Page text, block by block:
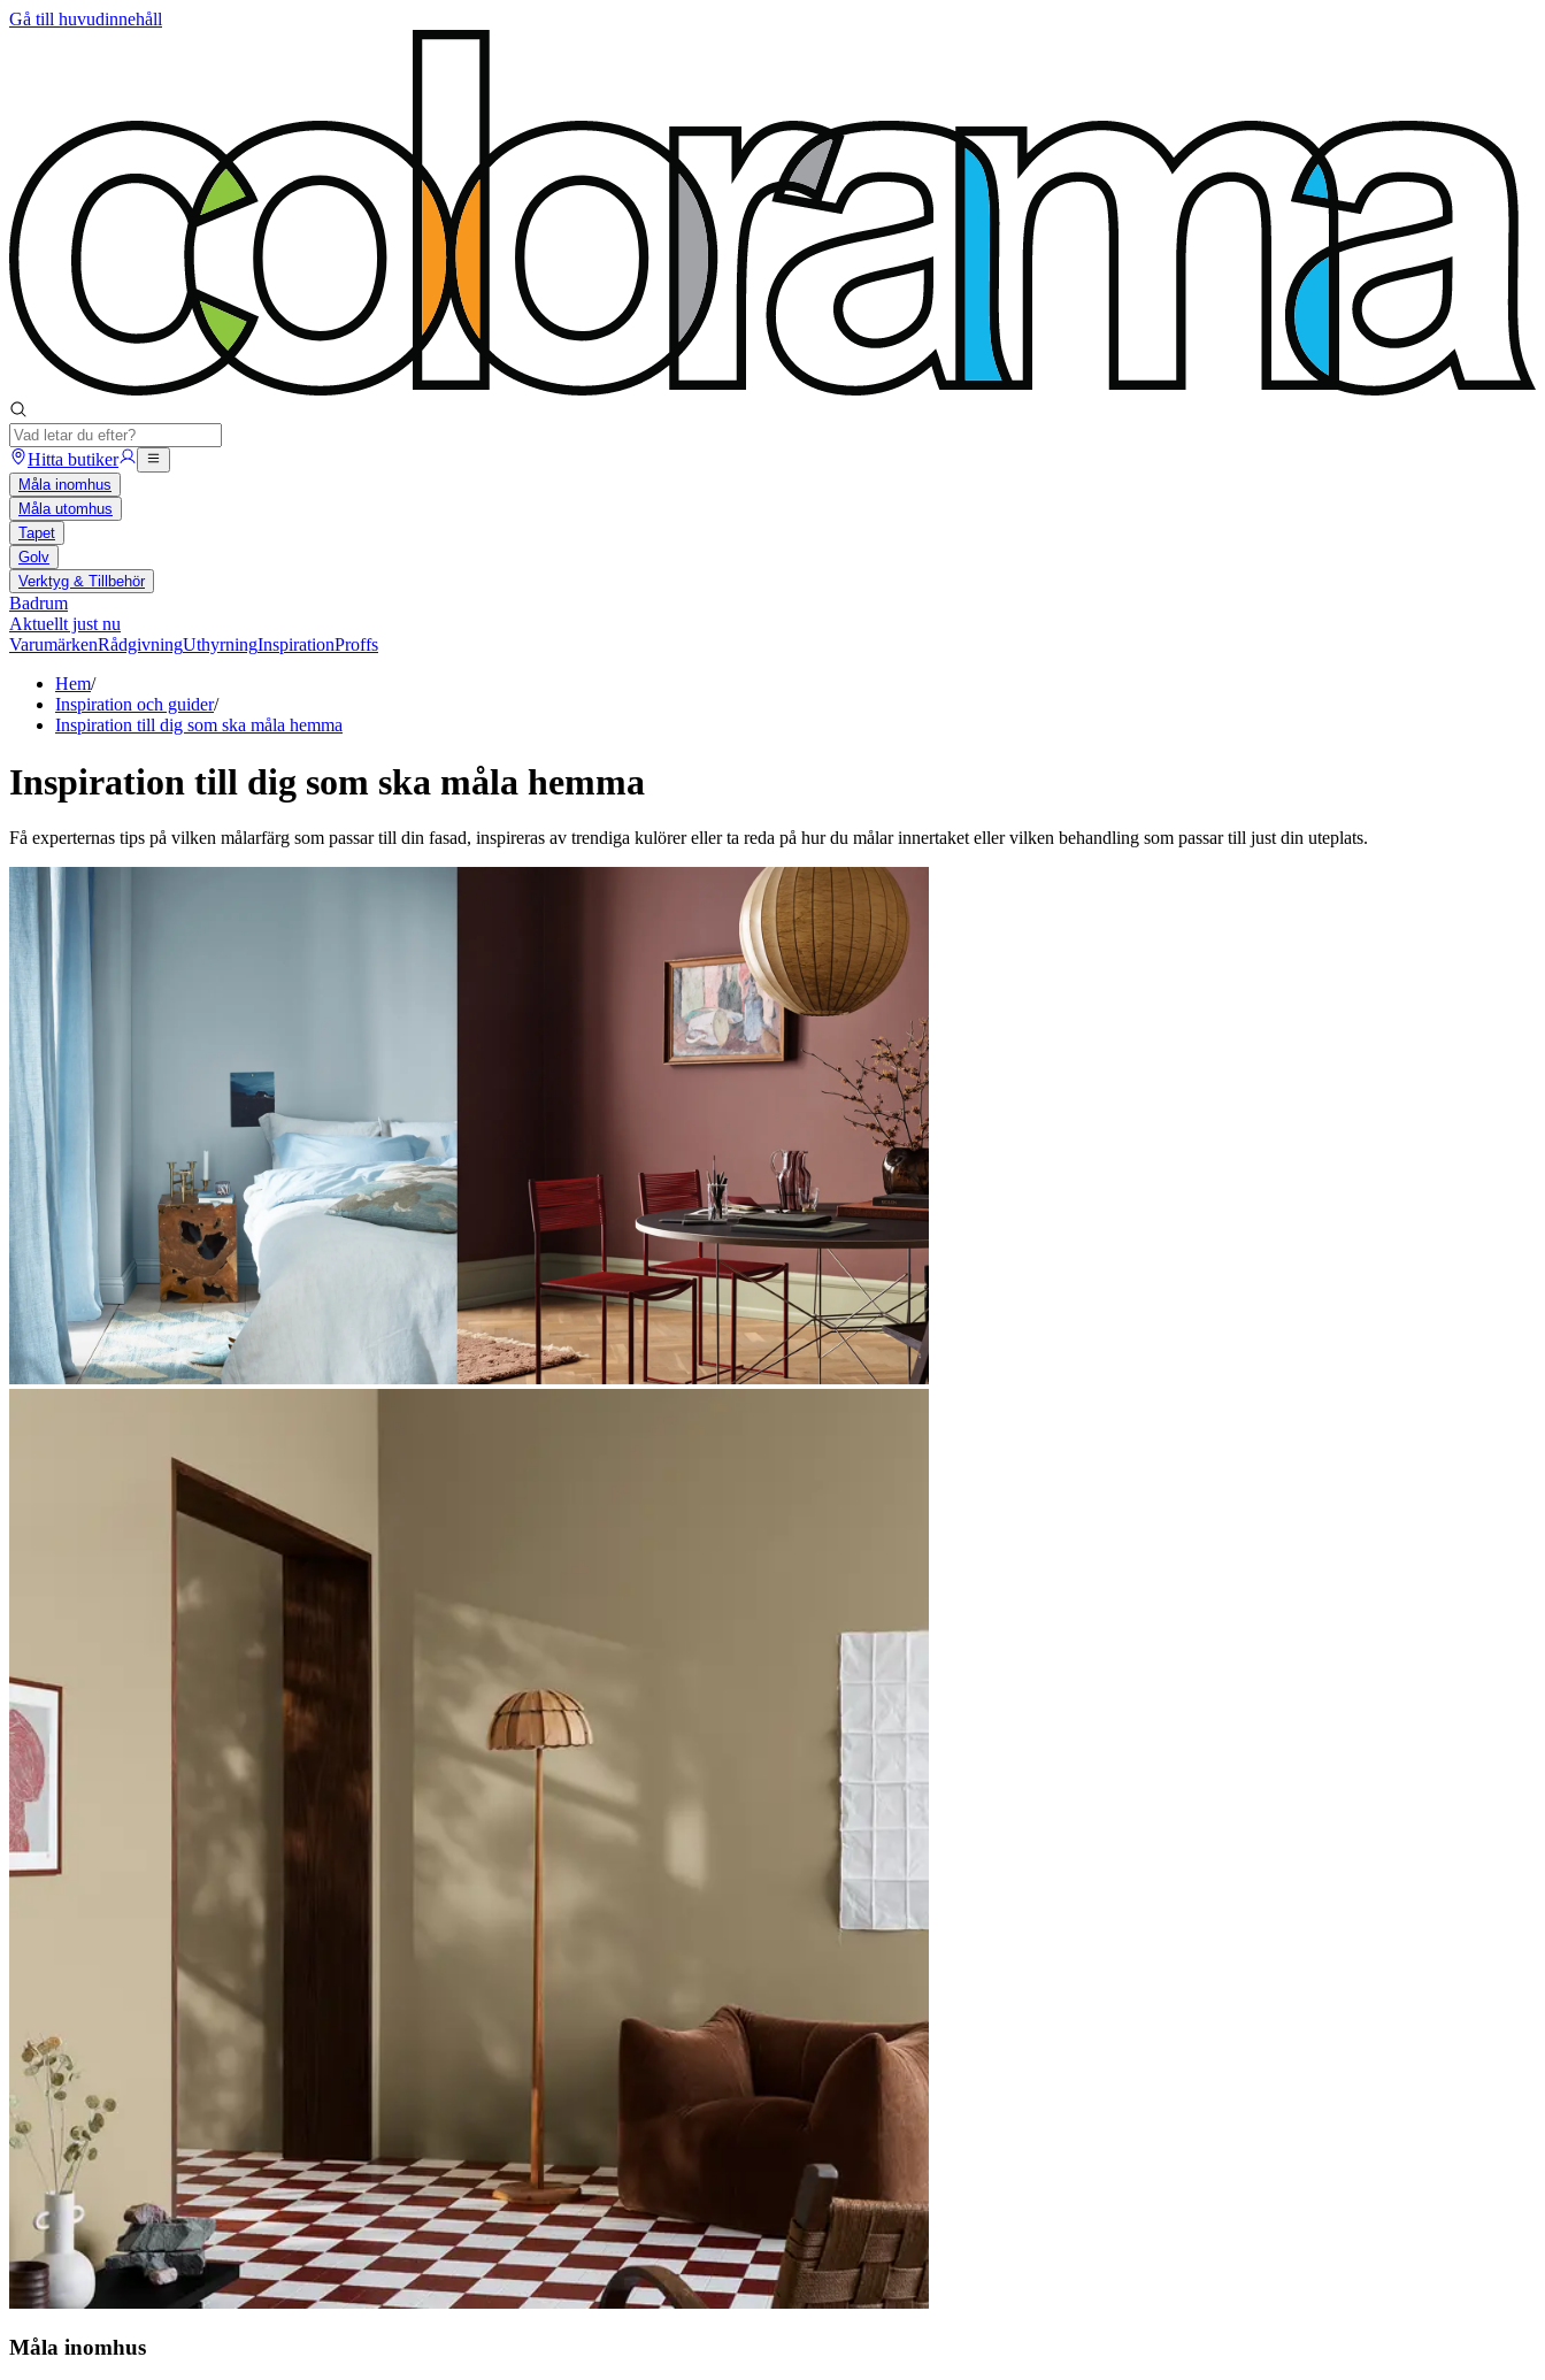
Gå till huvudinnehåll
Hitta butiker
Måla inomhus
Måla utomhus
Tapet
Golv
Verktyg & Tillbehör
Badrum
Aktuellt just nu
VarumärkenRådgivningUthyrningInspirationProffs
Hem/
Inspiration och guider/
Inspiration till dig som ska måla hemma
Inspiration till dig som ska måla hemma
Få experternas tips på vilken målarfärg som passar till din fasad, inspireras av trendiga kulörer eller ta reda på hur du målar innertaket eller vilken behandling som passar till just din uteplats.
Måla inomhus